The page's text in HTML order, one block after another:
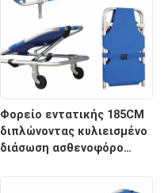
Φορείο εντατικής 185CM
διπλώνοντας κυλιεισμένο
διάσωση ασθενοφόρο